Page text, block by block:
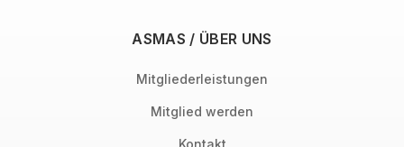
ASMAS / ÜBER UNS
Mitgliederleistungen
Mitglied werden
Kontakt